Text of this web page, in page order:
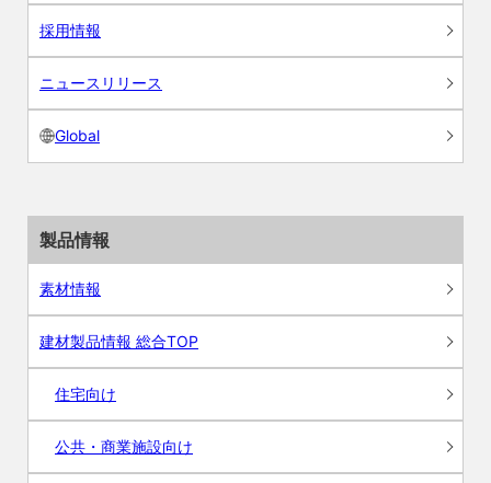
採用情報
ニュースリリース
Global
製品情報
素材情報
建材製品情報 総合TOP
住宅向け
公共・商業施設向け